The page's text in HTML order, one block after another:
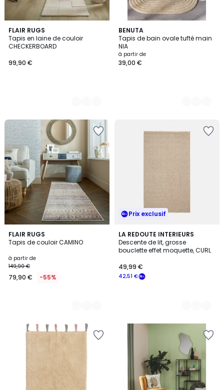
FLAIR RUGS
Tapis en laine de couloir
CHECKERBOARD
99,90 €
3
Couleurs
BENUTA
Tapis de bain ovale tufté main
NIA
à partir de
39,00 €
4
Couleurs
FLAIR RUGS
Tapis de couloir CAMINO
à partir de
149,90 €
79,90 € -55%
3
Couleurs
Prix exclusif
LA REDOUTE INTERIEURS
Descente de lit, grosse
bouclette effet moquette, CURL
42,51 €
49,99 €
2
Couleurs